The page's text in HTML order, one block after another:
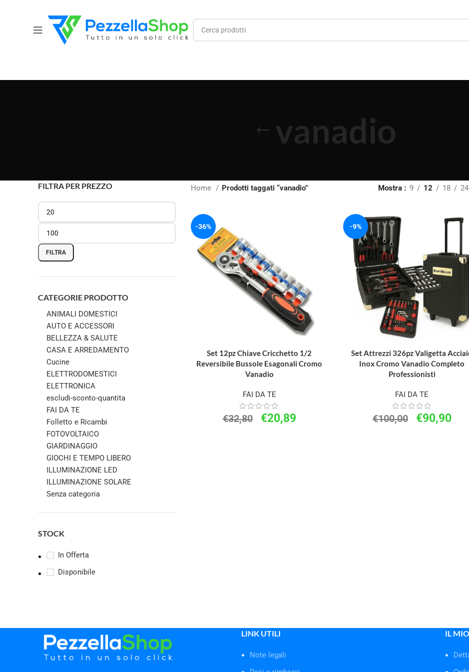
vanadio
FILTRA PER PREZZO
FILTRA
CATEGORIE PRODOTTO
ANIMALI DOMESTICI
AUTO E ACCESSORI
BELLEZZA & SALUTE
CASA E ARREDAMENTO
Cucine
ELETTRODOMESTICI
ELETTRONICA
escludi-sconto-quantita
FAI DA TE
Folletto e Ricambi
FOTOVOLTAICO
GIARDINAGGIO
GIOCHI E TEMPO LIBERO
ILLUMINAZIONE LED
ILLUMINAZIONE SOLARE
Senza categoria
STOCK
In Offerta
Disponibile
Home Prodotti taggati “vanadio” Mostra 9 12 18 24
-36%
Set 12pz Chiave Cricchetto 1/2
Reversibile Bussole Esagonali Cromo
Vanadio
FAI DA TE
€32,80 €20,89
-9%
Set Attrezzi 326pz Valigetta
Inox Cromo Vanadio Completo
Professionisti
FAI DA TE
€100,00 €90,90
LINK UTILI
Note legali
IL